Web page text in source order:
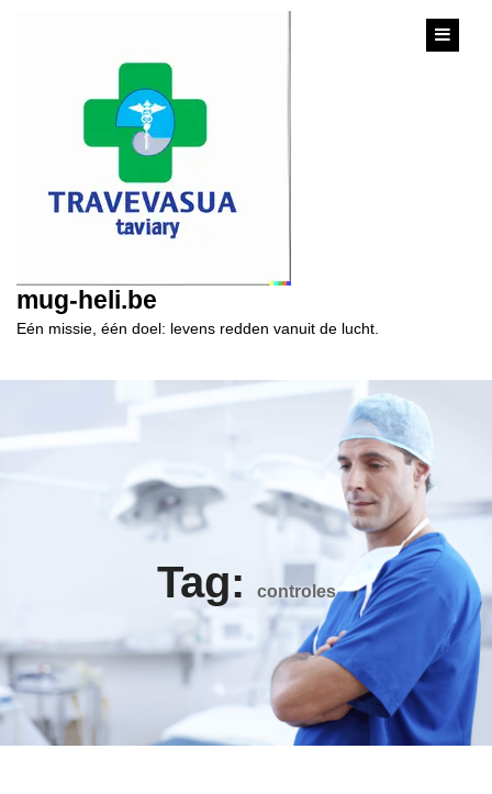
mug-heli.be
Eén missie, één doel: levens redden vanuit de lucht.
Tag: controles